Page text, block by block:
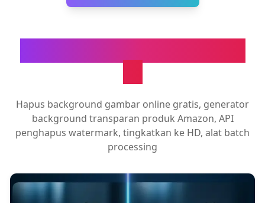
Hapus background gambar online gratis, generator
background transparan produk Amazon, API
penghapus watermark, tingkatkan ke HD, alat batch
processing